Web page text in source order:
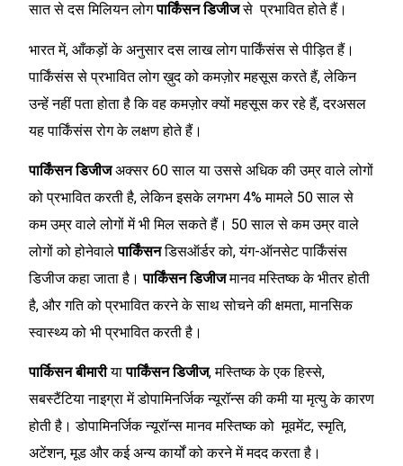
सात से दस मिलियन लोगपार्किंसन डिजीजसे प्रभावित होते हैं।
भारत में, आँकड़ों के अनुसार दस लाख लोग पार्किंसंस से पीड़ित हैं।
पार्किंसंस से प्रभावित लोग ख़ुद को कमज़ोर महसूस करते हैं, लेकिन
उन्हें नहीं पता होता है कि वह कमज़ोर क्यों महसूस कर रहे हैं, दरअसल
यह पार्किंसंस रोग के लक्षण होते हैं।
पार्किंसन डिजीजअक्सर 60 साल या उससे अधिक की उम्र वाले लोगों
को प्रभावित करती है, लेकिन इसके लगभग 4% मामले 50 साल से
कम उम्र वाले लोगों में भी मिल सकते हैं। 50 साल से कम उम्र वाले
लोगों को होनेवालेपार्किंसनडिसऑर्डर को, यंग-ऑनसेट पार्किंसंस
डिजीज कहा जाता है।पार्किंसन डिजीजमानव मस्तिष्क के भीतर होती
है, और गति को प्रभावित करने के साथ सोचने की क्षमता, मानसिक
स्वास्थ्य को भी प्रभावित करती है।
पार्किसन बीमारीयापार्किंसन डिजीज, मस्तिष्क के एक हिस्से,
सबस्टैंटिया नाइग्रा में डोपामिनर्जिक न्यूरॉन्स की कमी या मृत्यु के कारण
होती है। डोपामिनर्जिक न्यूरॉन्स मानव मस्तिष्क को मूवमेंट, स्मृति,
अटेंशन, मूड और कई अन्य कार्यों को करने में मदद करता है।